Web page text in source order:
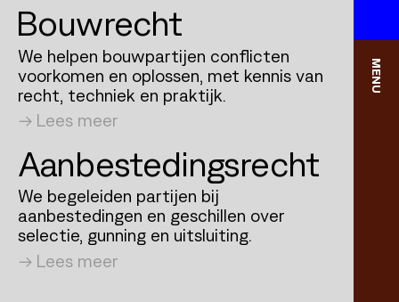
MENU
Bouwrecht
We helpen bouwpartijen conflicten
voorkomen en oplossen, met kennis van
recht, techniek en praktijk.
Lees meer
Aanbestedings­recht
We begeleiden partijen bij
aanbestedingen en geschillen over
selectie, gunning en uitsluiting.
Lees meer